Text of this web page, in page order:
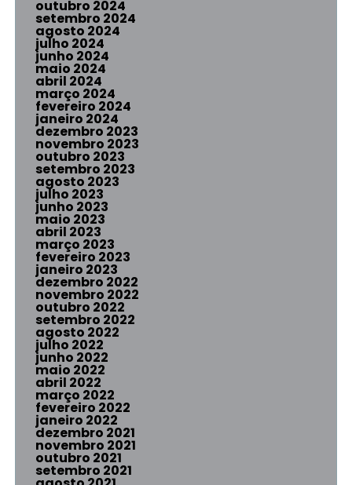
outubro 2024
setembro 2024
agosto 2024
julho 2024
junho 2024
maio 2024
abril 2024
março 2024
fevereiro 2024
janeiro 2024
dezembro 2023
novembro 2023
outubro 2023
setembro 2023
agosto 2023
julho 2023
junho 2023
maio 2023
abril 2023
março 2023
fevereiro 2023
janeiro 2023
dezembro 2022
novembro 2022
outubro 2022
setembro 2022
agosto 2022
julho 2022
junho 2022
maio 2022
abril 2022
março 2022
fevereiro 2022
janeiro 2022
dezembro 2021
novembro 2021
outubro 2021
setembro 2021